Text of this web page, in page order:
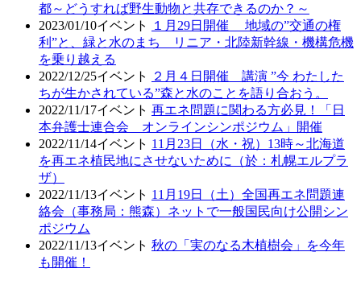
都～どうすれば野生動物と共存できるのか？～
2023/01/10イベント
１月29日開催 地域の”交通の権
利”と、緑と水のまち リニア・北陸新幹線・機構危機
を乗り越える
2022/12/25イベント
２月４日開催 講演 ”今 わたした
ちが生かされている”森と水のことを語り合おう。
2022/11/17イベント 再エネ問題に関わる方必見！「日
本弁護士連合会 オンラインシンポジウム」開催
2022/11/14イベント 11月23日（水・祝）13時～北海道
を再エネ植民地にさせないために（於：札幌エルプラ
ザ）
2022/11/13イベント 11月19日（土）全国再エネ問題連
絡会（事務局：熊森）ネットで一般国民向け公開シン
ポジウム
2022/11/13イベント 秋の「実のなる木植樹会」を今年
も開催！